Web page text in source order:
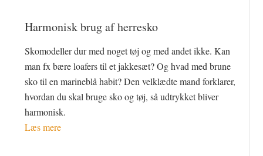
Harmonisk brug af herresko
Skomodeller dur med noget tøj og med andet ikke. Kan
man fx bære loafers til et jakkesæt? Og hvad med brune
sko til en marineblå habit? Den velklædte mand forklarer,
hvordan du skal bruge sko og tøj, så udtrykket bliver
harmonisk.
Læs mere